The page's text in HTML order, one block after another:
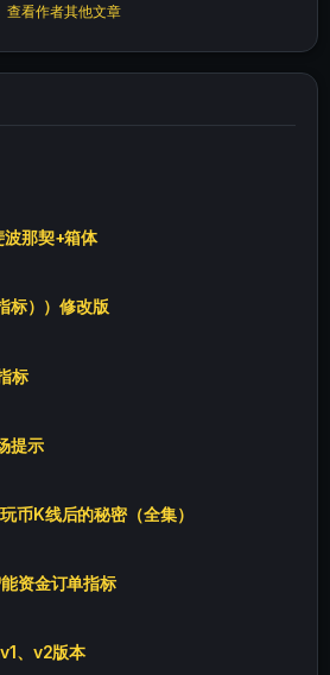
查看作者其他文章
波那契+箱体
标））修改版
标
提示
币K线后的秘密（全集）
资金订单指标
、v2版本